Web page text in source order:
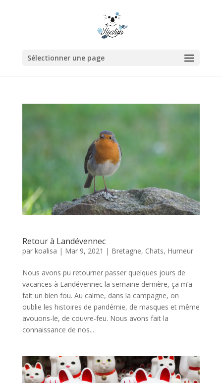
Sélectionner une page
Retour à Landévennec
par koalisa | Mar 9, 2021 | Bretagne, Chats, Humeur
Nous avons pu retourner passer quelques jours de
vacances à Landévennec la semaine dernière, ça m’a
fait un bien fou. Au calme, dans la campagne, on
oublie les histoires de pandémie, de masques et même
avouons-le, de couvre-feu. Nous avons fait la
connaissance de nos...